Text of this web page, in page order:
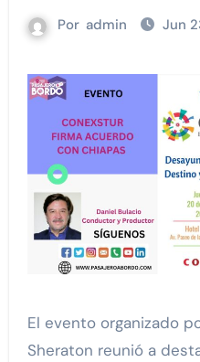
Por admin Jun
El evento organizado por Conexstur en el hotel
Sheraton reunió a